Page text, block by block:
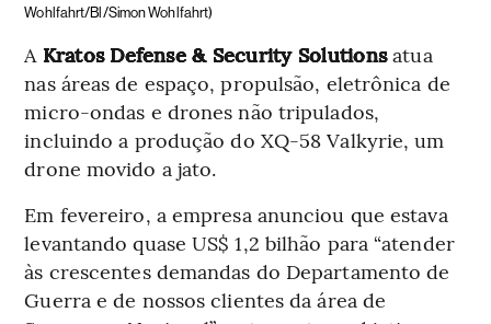
Wohlfahrt/Bl/Simon Wohlfahrt)
A Kratos Defense & Security Solutionsatua
nas áreas de espaço, propulsão, eletrônica de
micro-ondas e drones não tripulados,
incluindo a produção do XQ-58 Valkyrie, um
drone movido a jato.
Em fevereiro, a empresa anunciou que estava
levantando quase US$ 1,2 bilhão para “atender
às crescentes demandas do Departamento de
Guerra e de nossos clientes da área de